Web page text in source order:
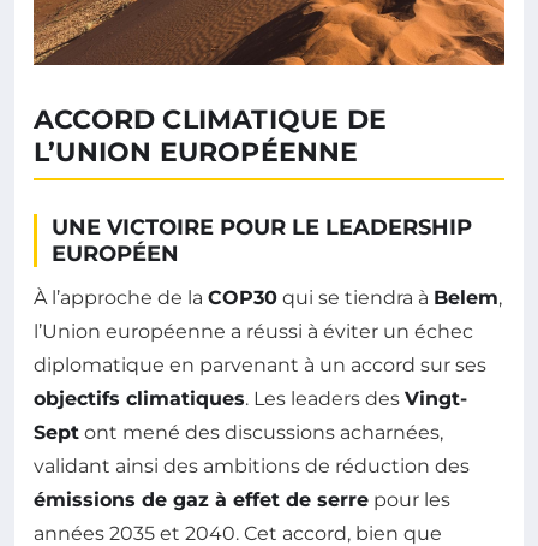
ACCORD CLIMATIQUE DE
L’UNION EUROPÉENNE
UNE VICTOIRE POUR LE LEADERSHIP
EUROPÉEN
À l’approche de la COP30 qui se tiendra à Belem,
l’Union européenne a réussi à éviter un échec
diplomatique en parvenant à un accord sur ses
objectifs climatiques. Les leaders des Vingt-
Sept ont mené des discussions acharnées,
validant ainsi des ambitions de réduction des
émissions de gaz à effet de serre pour les
années 2035 et 2040. Cet accord, bien que